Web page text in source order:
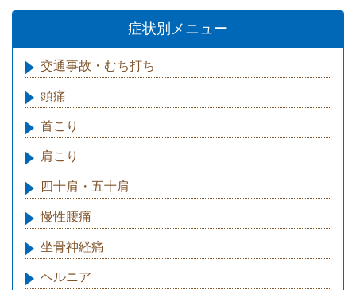
症状別メニュー
交通事故・むち打ち
頭痛
首こり
肩こり
四十肩・五十肩
慢性腰痛
坐骨神経痛
ヘルニア